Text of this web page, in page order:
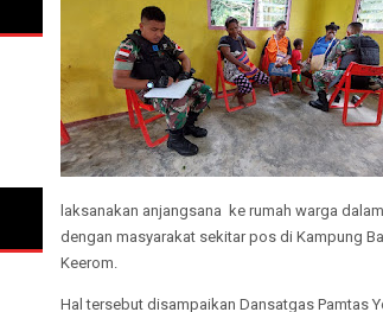
laksanakan anjangsana ke rumah warga
dengan masyarakat sekitar pos di Kampung
Keerom.
Hal tersebut disampaikan Dansatgas Pamtas